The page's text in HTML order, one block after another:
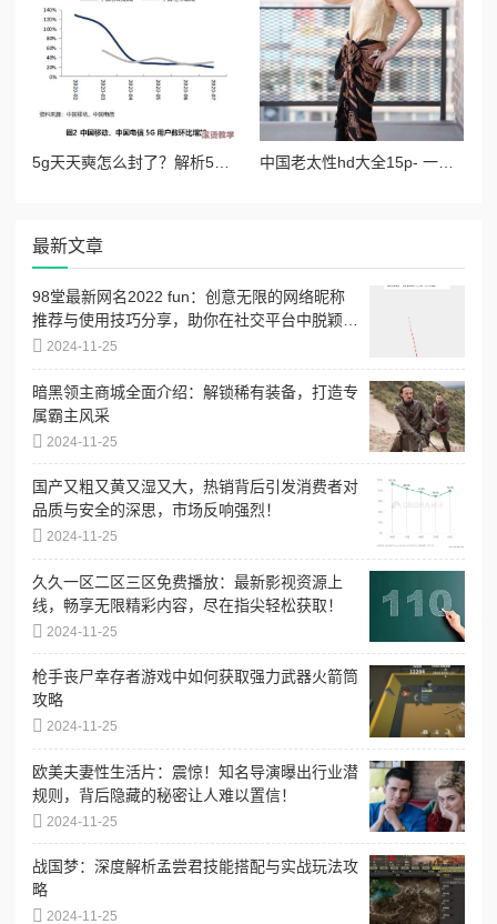
中国老太性hd大全15p- 一代风华绝代佳人，婀娜多姿惹人醉眼
最新文章
98堂最新网名2022 fun：创意无限的网络昵称
推荐与使用技巧分享，助你在社交平台中脱颖而
出 2024-11-25
暗黑领主商城全面介绍：解锁稀有装备，打造专
属霸主风采
2024-11-25
国产又粗又黄又湿又大，热销背后引发消费者对
品质与安全的深思，市场反响强烈！
2024-11-25
久久一区二区三区免费播放：最新影视资源上
线，畅享无限精彩内容，尽在指尖轻松获取！
2024-11-25
枪手丧尸幸存者游戏中如何获取强力武器火箭筒
攻略
2024-11-25
欧美夫妻性生活片：震惊！知名导演曝出行业潜
规则，背后隐藏的秘密让人难以置信！
2024-11-25
战国梦：深度解析孟尝君技能搭配与实战玩法攻
略
2024-11-25